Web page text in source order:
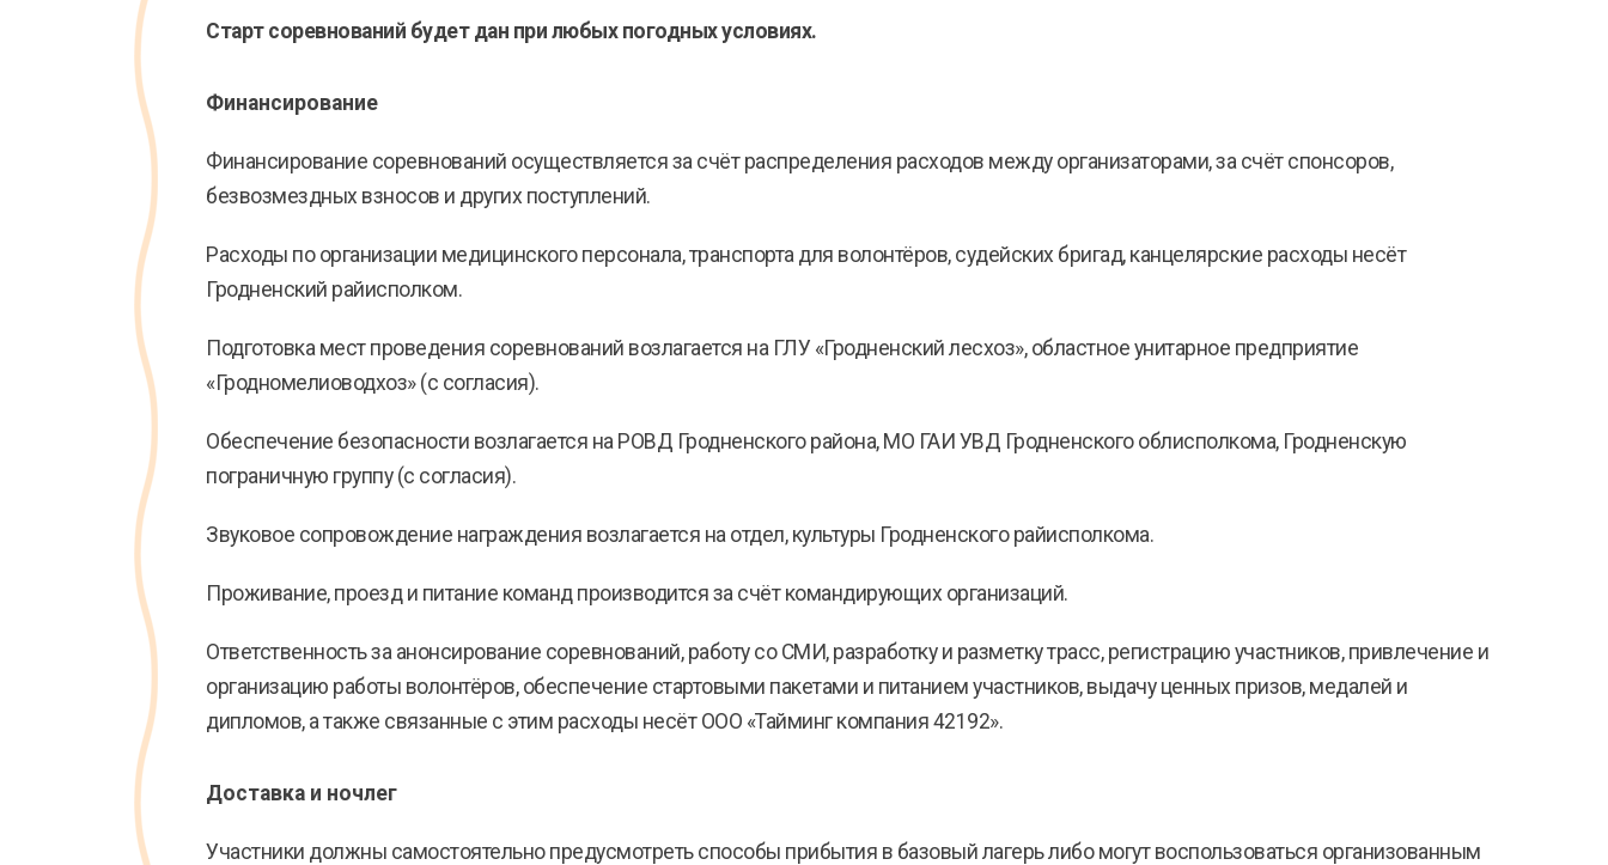
Старт соревнований будет дан при любых погодных условиях.
Финансирование
Финансирование соревнований осуществляется за счёт распределения расходов между организаторами, за счёт спонсоров,
безвозмездных взносов и других поступлений.
Расходы по организации медицинского персонала, транспорта для волонтёров, судейских бригад, канцелярские расходы несёт
Гродненский райисполком.
Подготовка мест проведения соревнований возлагается на ГЛУ «Гродненский лесхоз», областное унитарное предприятие
«Гродномелиоводхоз» (с согласия).
Обеспечение безопасности возлагается на РОВД Гродненского района, МО ГАИ УВД Гродненского облисполкома, Гродненскую
пограничную группу (с согласия).
Звуковое сопровождение награждения возлагается на отдел, культуры Гродненского райисполкома.
Проживание, проезд и питание команд производится за счёт командирующих организаций.
Ответственность за анонсирование соревнований, работу со СМИ, разработку и разметку трасс, регистрацию участников, привлечение и
организацию работы волонтёров, обеспечение стартовыми пакетами и питанием участников, выдачу ценных призов, медалей и
дипломов, а также связанные с этим расходы несёт ООО «Тайминг компания 42192».
Доставка и ночлег
Участники должны самостоятельно предусмотреть способы прибытия в базовый лагерь либо могут воспользоваться организованным